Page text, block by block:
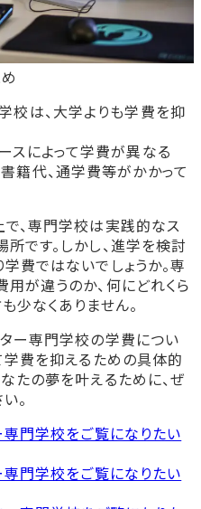
校は、大学よりも学費を抑
スによって学費が異なる
籍代、通学費等がかかって
、専門学校は実践的なス
です。しかし、進学を検討
費ではないでしょうか。専
が違うのか、何にどれくら
少なくありません。
ー専門学校の学費につい
学費を抑えるための具体的
たの夢を叶えるために、ぜ
。
門学校をご覧になりたい
門学校をご覧になりたい